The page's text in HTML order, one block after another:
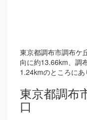
東京都調布市調布ケ
向に約13.66km、調
1.24kmのところにあ
東京都調布
口